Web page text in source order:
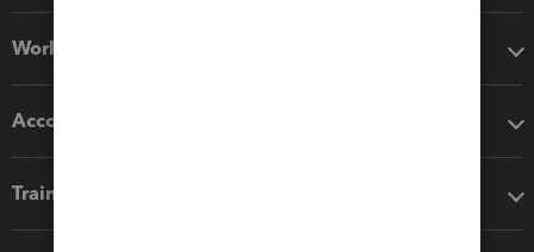
Workflow add-ons
Accounting solutions
Training & support